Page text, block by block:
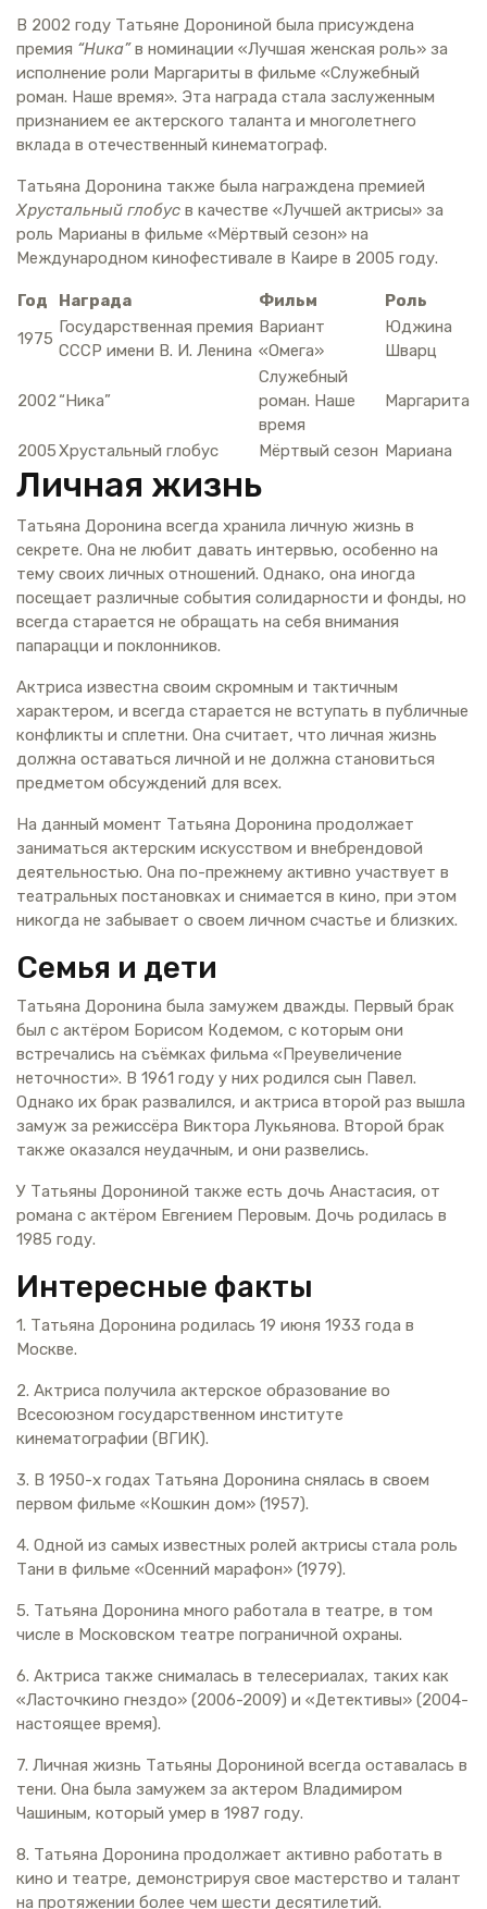
В 2002 году Татьяне Дорониной была присуждена
премия “Ника”в номинации «Лучшая женская роль» за
исполнение роли Маргариты в фильме «Служебный
роман. Наше время». Эта награда стала заслуженным
признанием ее актерского таланта и многолетнего
вклада в отечественный кинематограф.
Татьяна Доронина также была награждена премией
Хрустальный глобус в качестве «Лучшей актрисы» за
роль Марианы в фильме «Мёртвый сезон» на
Международном кинофестивале в Каире в 2005 году.
Год Награда Фильм
Роль
1975
Государственная премия
СССР имени В. И. Ленина
Вариант
«Омега»
Юджина
Шварц
2002 “Ника”
Служебный
роман. Наше
время
Маргарита
2005Хрустальный глобус Мёртвый сезон Мариана
Личная жизнь
Татьяна Доронина всегда хранила личную жизнь в
секрете. Она не любит давать интервью, особенно на
тему своих личных отношений. Однако, она иногда
посещает различные события солидарности и фонды, но
всегда старается не обращать на себя внимания
папарацци и поклонников.
Актриса известна своим скромным и тактичным
характером, и всегда старается не вступать в публичные
конфликты и сплетни. Она считает, что личная жизнь
должна оставаться личной и не должна становиться
предметом обсуждений для всех.
На данный момент Татьяна Доронина продолжает
заниматься актерским искусством и внебрендовой
деятельностью. Она по-прежнему активно участвует в
театральных постановках и снимается в кино, при этом
никогда не забывает о своем личном счастье и близких.
Семья и дети
Татьяна Доронина была замужем дважды. Первый брак
был с актёром Борисом Кодемом, с которым они
встречались на съёмках фильма «Преувеличение
неточности». В 1961 году у них родился сын Павел.
Однако их брак развалился, и актриса второй раз вышла
замуж за режиссёра Виктора Лукьянова. Второй брак
также оказался неудачным, и они развелись.
У Татьяны Дорониной также есть дочь Анастасия, от
романа с актёром Евгением Перовым. Дочь родилась в
1985 году.
Интересные факты
1. Татьяна Доронина родилась 19 июня 1933 года в
Москве.
2. Актриса получила актерское образование во
Всесоюзном государственном институте
кинематографии (ВГИК).
3. В 1950-х годах Татьяна Доронина снялась в своем
первом фильме «Кошкин дом» (1957).
4. Одной из самых известных ролей актрисы стала роль
Тани в фильме «Осенний марафон» (1979).
5. Татьяна Доронина много работала в театре, в том
числе в Московском театре пограничной охраны.
6. Актриса также снималась в телесериалах, таких как
«Ласточкино гнездо» (2006-2009) и «Детективы» (2004-
настоящее время).
7. Личная жизнь Татьяны Дорониной всегда оставалась в
тени. Она была замужем за актером Владимиром
Чашиным, который умер в 1987 году.
8. Татьяна Доронина продолжает активно работать в
кино и театре, демонстрируя свое мастерство и талант
на протяжении более чем шести десятилетий.